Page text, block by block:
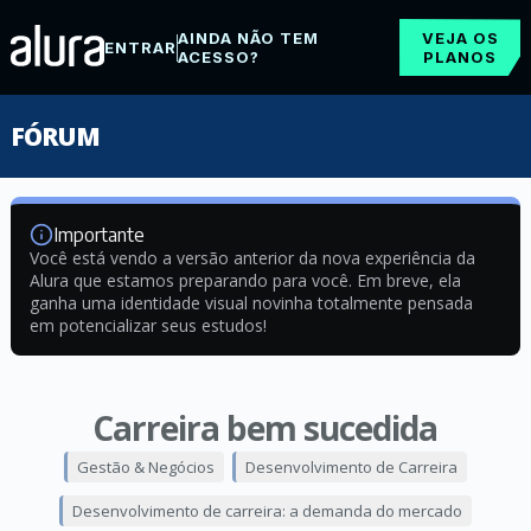
ENTRARAINDA NÃO TEM
ACESSO?
VEJA OS
PLANOS
FÓRUM
Importante
Você está vendo a versão anterior da nova experiência da
Alura que estamos preparando para você. Em breve, ela
ganha uma identidade visual novinha totalmente pensada
em potencializar seus estudos!
Carreira bem sucedida
Gestão & Negócios Desenvolvimento de Carreira
Desenvolvimento de carreira: a demanda do mercado